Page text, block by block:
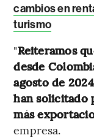
cambios en
turismo
"Reiteramos
desde
agosto de
han solicitado
más
empresa.